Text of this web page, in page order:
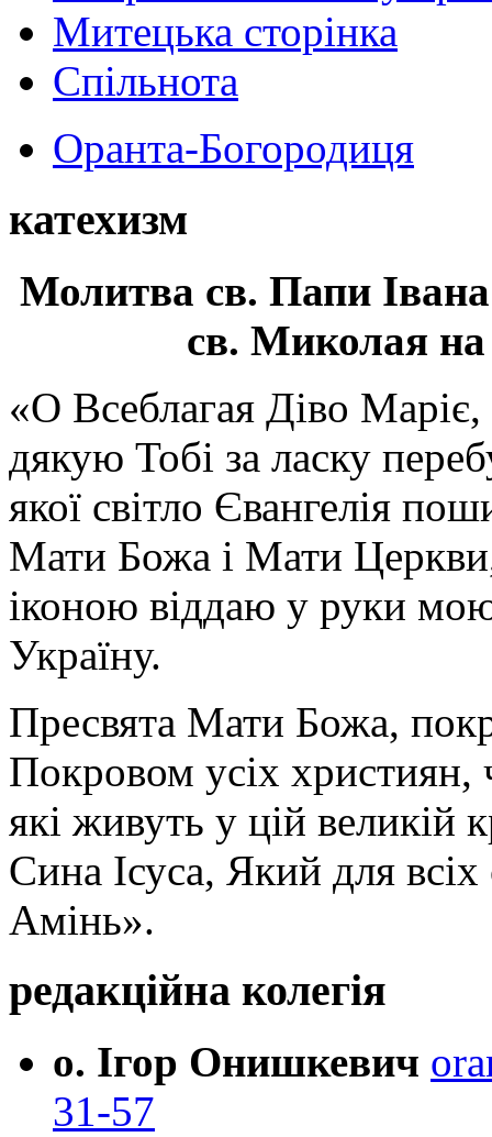
Митецька сторінка
Спільнота
Оранта-Богородиця
катехизм
Молитва св. Папи
св. Миколая на
«О Всеблагая Діво
дякую Тобі за ласку
якої світло Євангелія
Мати Божа і Мати
іконою віддаю у руки
Україну.
Пресвята Мати Божа,
Покровом усіх християн,
які живуть у цій великій
Сина Ісуса, Який для
Амінь».
редакційна колегія
о. Ігор Онишкевич
31-57